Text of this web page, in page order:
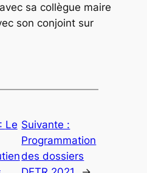
sa collègue maire
son conjoint sur
Le Suivante :
Programmation
des dossiers